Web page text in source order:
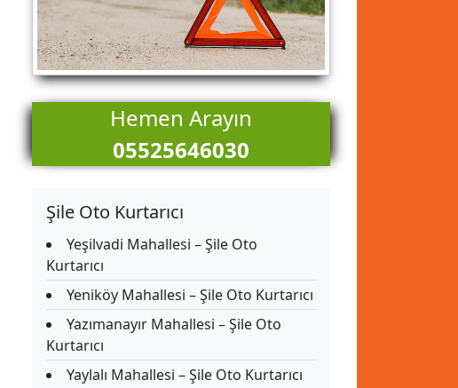
Hemen Arayın
05525646030
Şile Oto Kurtarıcı
Yeşilvadi Mahallesi – Şile Oto
Kurtarıcı
Yeniköy Mahallesi – Şile Oto Kurtarıcı
Yazımanayır Mahallesi – Şile Oto
Kurtarıcı
Yaylalı Mahallesi – Şile Oto Kurtarıcı